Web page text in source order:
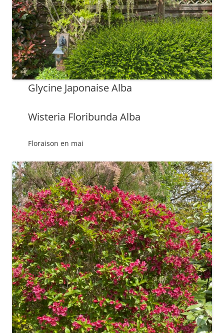
Glycine Japonaise Alba
Wisteria Floribunda Alba
Floraison en mai